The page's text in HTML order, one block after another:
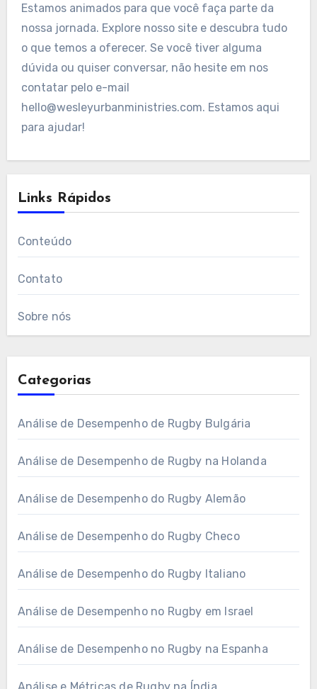
Estamos animados para que você faça parte da
nossa jornada. Explore nosso site e descubra tudo
o que temos a oferecer. Se você tiver alguma
dúvida ou quiser conversar, não hesite em nos
contatar pelo e-mail
hello@wesleyurbanministries.com. Estamos aqui
para ajudar!
Links Rápidos
Conteúdo
Contato
Sobre nós
Categorias
Análise de Desempenho de Rugby Bulgária
Análise de Desempenho de Rugby na Holanda
Análise de Desempenho do Rugby Alemão
Análise de Desempenho do Rugby Checo
Análise de Desempenho do Rugby Italiano
Análise de Desempenho no Rugby em Israel
Análise de Desempenho no Rugby na Espanha